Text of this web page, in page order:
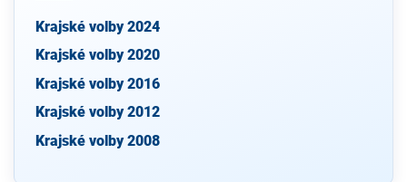
Krajské volby 2024
Krajské volby 2020
Krajské volby 2016
Krajské volby 2012
Krajské volby 2008